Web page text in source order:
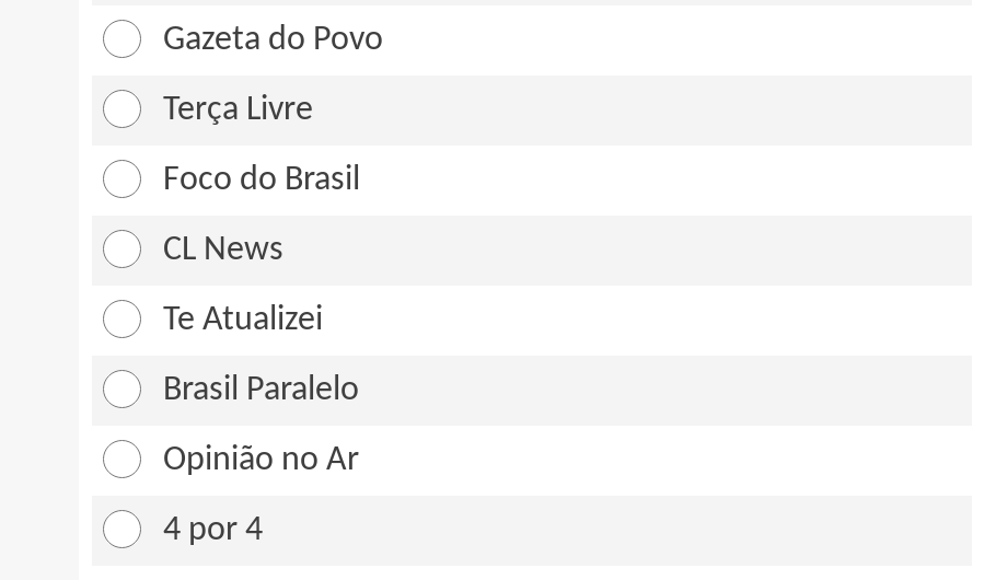
Gazeta do Povo
Terça Livre
Foco do Brasil
CL News
Te Atualizei
Brasil Paralelo
Opinião no Ar
4 por 4